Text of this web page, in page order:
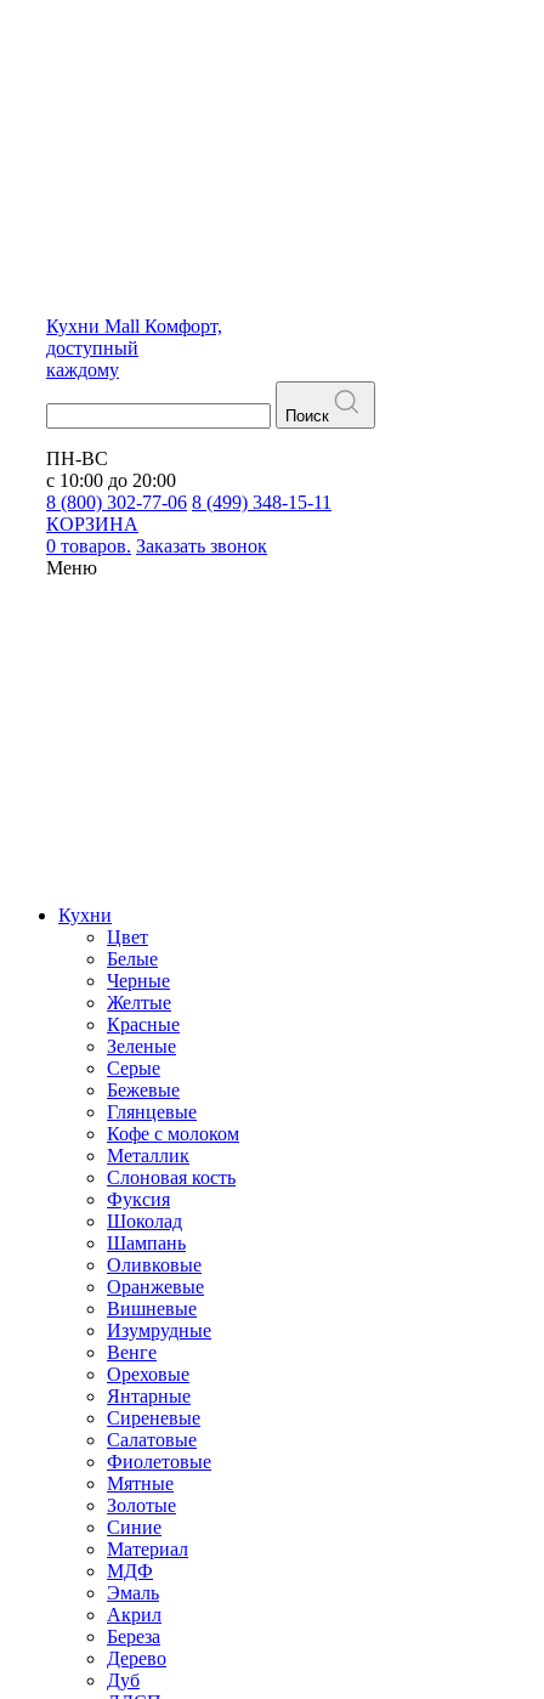
Кухни Mall Комфорт,
доступный
каждому
Поиск
ПН-ВС
с 10:00 до 20:00
8 (800) 302-77-06 8 (499) 348-15-11
КОРЗИНА
0 товаров. Заказать звонок
Меню
Кухни
Цвет
Белые
Черные
Желтые
Красные
Зеленые
Серые
Бежевые
Глянцевые
Кофе с молоком
Металлик
Слоновая кость
Фуксия
Шоколад
Шампань
Оливковые
Оранжевые
Вишневые
Изумрудные
Венге
Ореховые
Янтарные
Сиреневые
Салатовые
Фиолетовые
Мятные
Золотые
Синие
Материал
МДФ
Эмаль
Акрил
Береза
Дерево
Дуб